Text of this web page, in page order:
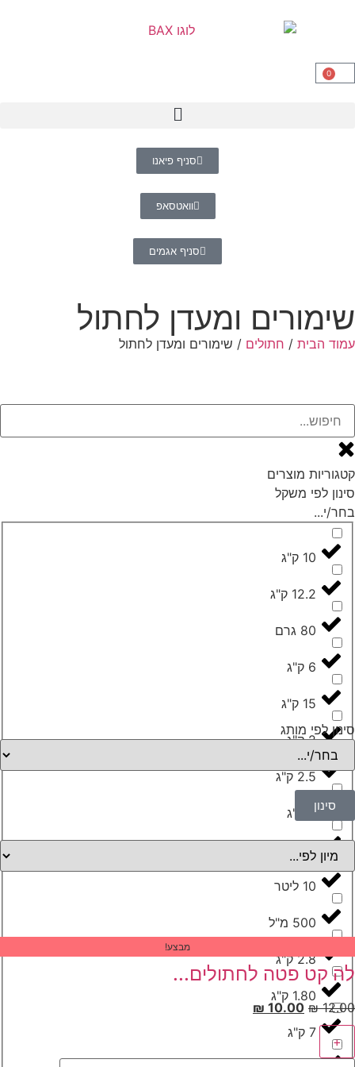
0
סניף פיאנו
וואטסאפ
סניף אגמים
ומעדן לחתול
הבית/חתולים/ שימורים ומעדן לחתול
מוצרים
לפי משקל
י...
10 ק"ג
12.2 ק"ג
80 גרם
6 ק"ג
15 ק"ג
2 ק"ג
2.5 ק"ג
9 ק"ג
12 ק"ג
10 ליטר
500 מ"ל
2.8 ק"ג
1.80 ק"ג
7 ק"ג
לפי מותג
סינון
מבצע!
קט פטה לחתולים...
₪
10.00
₪
+